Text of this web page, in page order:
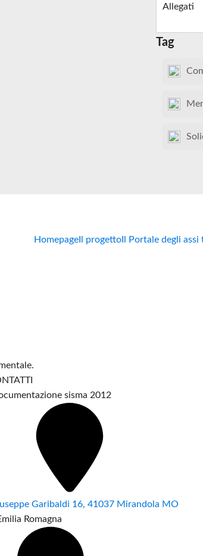
Allegati
Tag
HomepageIl progettoIl Portale degli assi
sisma 2012
Garibaldi 16, 41037 Mirandola MO
Romagna